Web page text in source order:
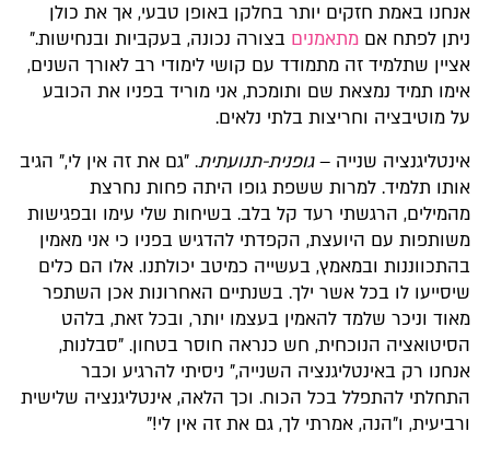
אנחנו באמת חזקים יותר בחלקן באופן טבעי, אך את כולן
ניתן לפתח אם מתאמנים בצורה נכונה, בעקביות ובנחישות."
אציין שתלמיד זה מתמודד עם קושי לימודי רב לאורך השנים,
אימו תמיד נמצאת שם ותומכת, אני מוריד בפניו את הכובע
על מוטיבציה וחריצות בלתי נלאים.
אינטליגנציה שנייה –גופנית-תנועתית. "גם את זה אין לי," הגיב
אותו תלמיד. למרות ששפת גופו היתה פחות נחרצת
מהמילים, הרגשתי רעד קל בלב. בשיחות שלי עימו ובפגישות
משותפות עם היועצת, הקפדתי להדגיש בפניו כי אני מאמין
בהתכווננות ובמאמץ, בעשייה כמיטב יכולתנו. אלו הם כלים
שיסייעו לו בכל אשר ילך. בשנתיים האחרונות אכן השתפר
מאוד וניכר שלמד להאמין בעצמו יותר, ובכל זאת, בלהט
הסיטואציה הנוכחית, חש כנראה חוסר בטחון. "סבלנות,
אנחנו רק באינטליגנציה השנייה," ניסיתי להרגיע וכבר
התחלתי להתפלל בכל הכוח. וכך הלאה, אינטליגנציה שלישית
ורביעית, ו"הנה, אמרתי לך, גם את זה אין לי!"